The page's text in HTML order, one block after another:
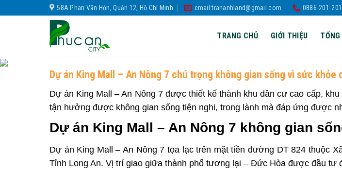
to
58A Phan Văn Hớn, Quận 12, Hồ Chí Minh email.trananhland@gmail.com 0886-201-201
TRANG CHỦ GIỚI THIỆU TỔNG
Dự án King Mall – An Nông 7 chú trọng không gian sống vì sức khỏe
Dự án King Mall – An Nông 7được thiết kế thành khu dân cư cao cấp,
tận hưởng được không gian sống tiện nghi, trong lành mà đáp ứng được
Dự án King Mall – An Nông 7 không gian
Dự án King Mall – An Nông 7 tọa lạc trên mặt tiền đường DT 824 thuộc
Tỉnh Long An. Vị trí giao giữa thành phố tương lại – Đức Hòa được đầu tư